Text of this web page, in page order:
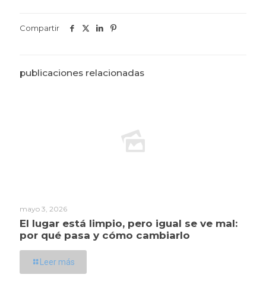
Compartir
publicaciones relacionadas
mayo 3, 2026
El lugar está limpio, pero igual se ve mal:
por qué pasa y cómo cambiarlo
Leer más